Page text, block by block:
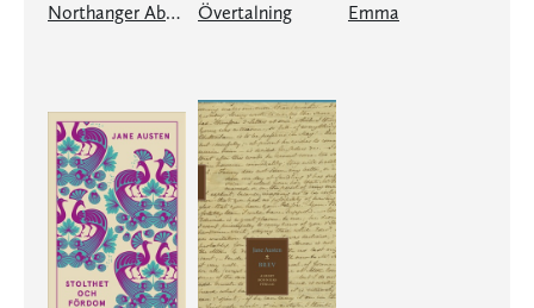
Northanger Abbey Övertalning Emma